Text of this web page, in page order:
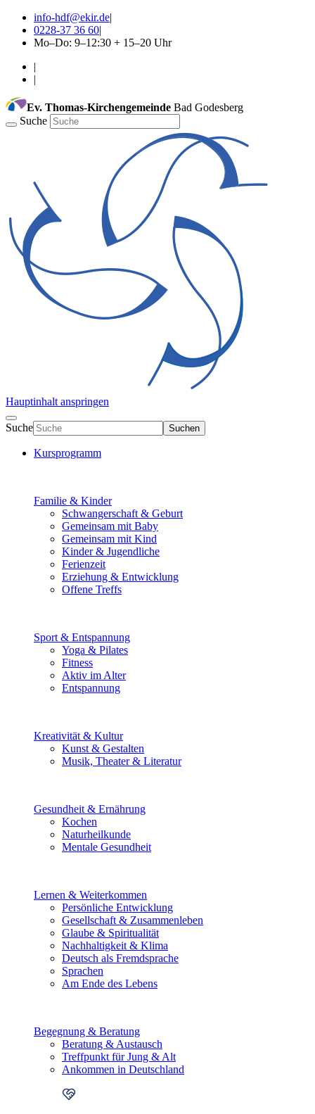
info-hdf@ekir.de|
0228-37 36 60|
Mo–Do: 9–12:30 + 15–20 Uhr
|
|
Ev. Thomas-Kirchengemeinde Bad Godesberg
Suche
Hauptinhalt anspringen
Suche Suchen
Kursprogramm
Familie & Kinder
Schwangerschaft & Geburt
Gemeinsam mit Baby
Gemeinsam mit Kind
Kinder & Jugendliche
Ferienzeit
Erziehung & Entwicklung
Offene Treffs
Sport & Entspannung
Yoga & Pilates
Fitness
Aktiv im Alter
Entspannung
Kreativität & Kultur
Kunst & Gestalten
Musik, Theater & Literatur
Gesundheit & Ernährung
Kochen
Naturheilkunde
Mentale Gesundheit
Lernen & Weiterkommen
Persönliche Entwicklung
Gesellschaft & Zusammenleben
Glaube & Spiritualität
Nachhaltigkeit & Klima
Deutsch als Fremdsprache
Sprachen
Am Ende des Lebens
Begegnung & Beratung
Beratung & Austausch
Treffpunkt für Jung & Alt
Ankommen in Deutschland